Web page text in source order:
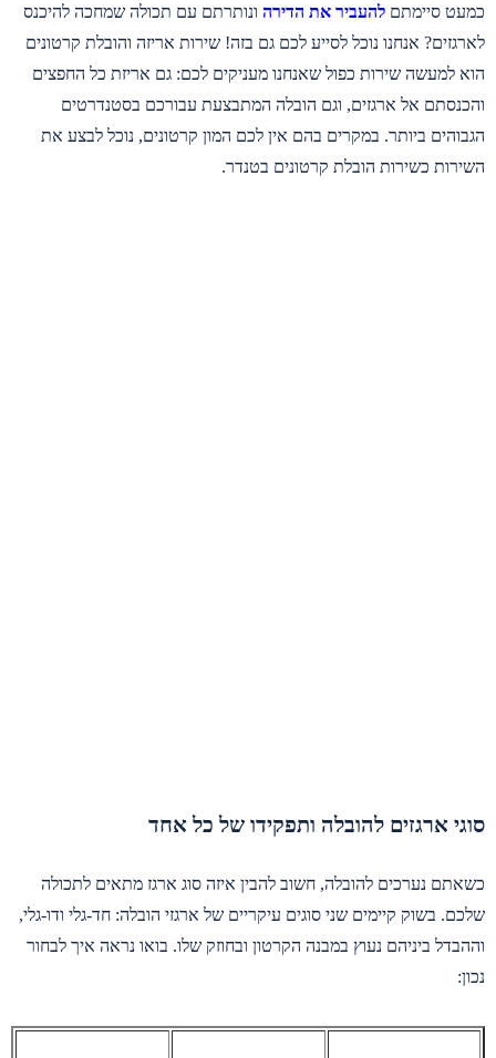
כמעט סיימתם להעביר את הדירה ונותרתם עם תכולה שמחכה להיכנס
לארגזים? אנחנו נוכל לסייע לכם גם בזה! שירות אריזה והובלת קרטונים
הוא למעשה שירות כפול שאנחנו מעניקים לכם: גם אריזת כל החפצים
והכנסתם אל ארגזים, וגם הובלה המתבצעת עבורכם בסטנדרטים
הגבוהים ביותר. במקרים בהם אין לכם המון קרטונים, נוכל לבצע את
השירות כשירות הובלת קרטונים בטנדר.
סוגי ארגזים להובלה ותפקידו של כל אחד
כשאתם נערכים להובלה, חשוב להבין איזה סוג ארגז מתאים לתכולה
שלכם. בשוק קיימים שני סוגים עיקריים של ארגזי הובלה: חד-גלי ודו-גלי,
וההבדל ביניהם נעוץ במבנה הקרטון ובחוזק שלו. בואו נראה איך לבחור
נכון: